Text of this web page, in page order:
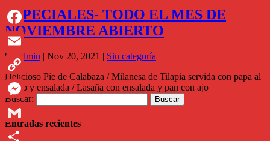
ESPECIALES- TODO EL MES DE
NOVIEMBRE ABIERTO
byadmin | Nov 20, 2021 | Sin categoría
Delicioso Pie de Calabaza / Milanesa de Tilapia servida con papa al
horno y ensalada / Lasaña con ensalada y pan con ajo
Buscar:
Entradas recientes
Facebook
Email
Copy
Link
Messenger
Gmail